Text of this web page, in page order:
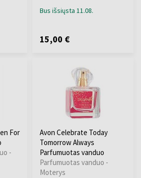
Bus išsiųsta 11.08.
15,00 €
For
-
Avon Celebrate Today
Tomorrow Always
Parfumuotas vanduo
Parfumuotas vanduo -
Moterys